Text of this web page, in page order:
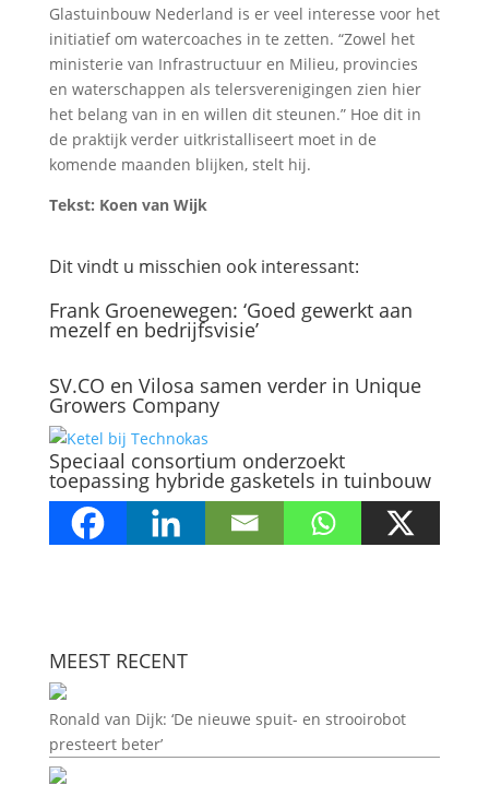
Glastuinbouw Nederland is er veel interesse voor het
initiatief om watercoaches in te zetten. “Zowel het
ministerie van Infrastructuur en Milieu, provincies
en waterschappen als telersverenigingen zien hier
het belang van in en willen dit steunen.” Hoe dit in
de praktijk verder uitkristalliseert moet in de
komende maanden blijken, stelt hij.
Tekst: Koen van Wijk
Dit vindt u misschien ook interessant:
Frank Groenewegen: ‘Goed gewerkt aan
mezelf en bedrijfsvisie’
SV.CO en Vilosa samen verder in Unique
Growers Company
Speciaal consortium onderzoekt
toepassing hybride gasketels in tuinbouw
MEEST RECENT
Ronald van Dijk: ‘De nieuwe spuit- en strooirobot
presteert beter’